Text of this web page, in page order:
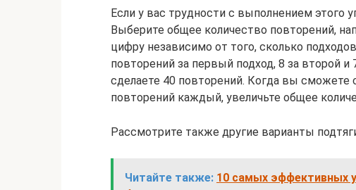
Если у вас трудности с выполнением этого
Выберите общее количество повторений,
цифру независимо от того, сколько
повторений за первый подход, 8 за второй
сделаете 40 повторений. Когда вы сможете
повторений каждый, увеличьте общее
Рассмотрите также другие варианты
Читайте также: 10 самых эффективных